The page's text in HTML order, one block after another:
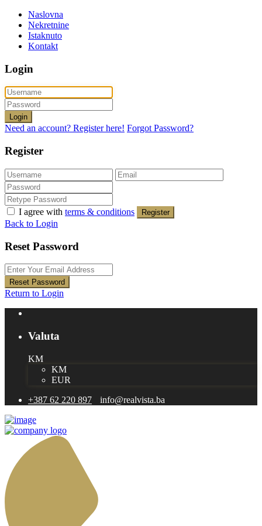
Naslovna
Nekretnine
Istaknuto
Kontakt
Login
Login
Need an account? Register here! Forgot Password?
Register
I agree with terms & conditions Register
Back to Login
Reset Password
Reset Password
Return to Login
Valuta
KM
KM
EUR
+387 62 220 897
info@realvista.ba